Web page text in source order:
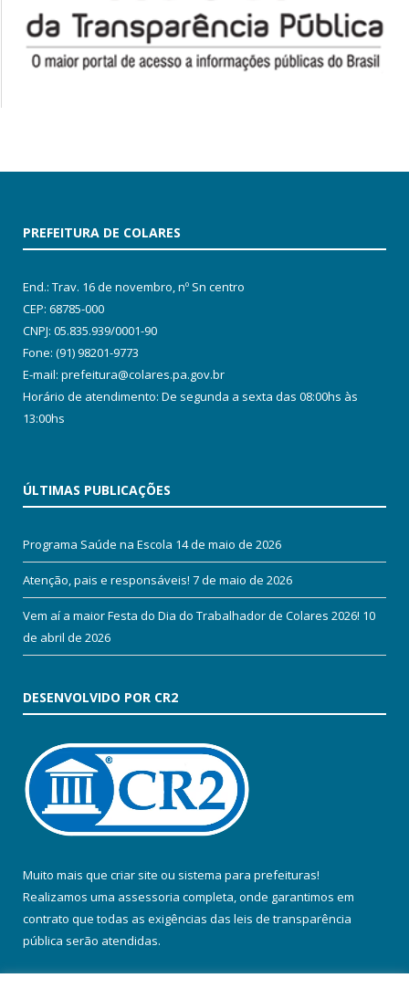
PREFEITURA DE COLARES
End.: Trav. 16 de novembro, nº Sn centro
CEP: 68785-000
CNPJ: 05.835.939/0001-90
Fone: (91) 98201-9773
E-mail: prefeitura@colares.pa.gov.br
Horário de atendimento: De segunda a sexta das 08:00hs às
13:00hs
ÚLTIMAS PUBLICAÇÕES
Programa Saúde na Escola 14 de maio de 2026
Atenção, pais e responsáveis! 7 de maio de 2026
Vem aí a maior Festa do Dia do Trabalhador de Colares 2026! 10
de abril de 2026
DESENVOLVIDO POR CR2
Muito mais que criar site ou sistema para prefeituras!
Realizamos uma assessoria completa, onde garantimos em
contrato que todas as exigências das leis de transparência
pública serão atendidas.